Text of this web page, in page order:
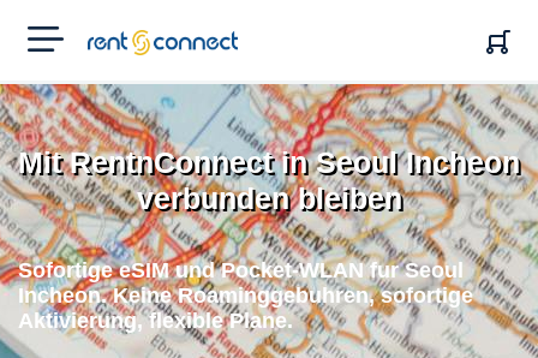
RENT'N
CONNECT
Mit RentnConnect in Seoul Incheon
verbunden bleiben
Sofortige eSIM und Pocket-WLAN fur Seoul
Incheon. Keine Roaminggebuhren, sofortige
Aktivierung, flexible Plane.